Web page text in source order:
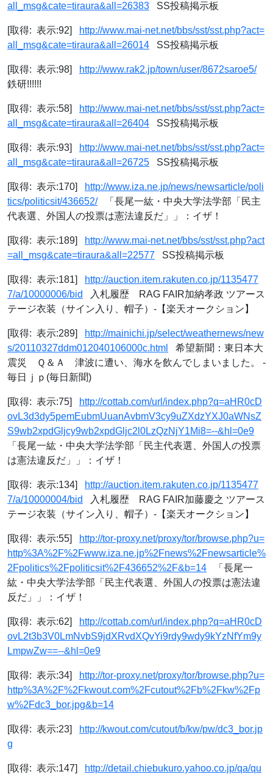
all_msg&cate=tiraura&all=26383 SS投稿掲示板
[取得: 表示:92]
http://www.mai-net.net/bbs/sst/sst.php?act=
all_msg&cate=tiraura&all=26014 SS投稿掲示板
[取得: 表示:98]
http://www.rak2.jp/town/user/8672saroe5/
鉄研!!!!!!
[取得: 表示:58]
http://www.mai-net.net/bbs/sst/sst.php?act=
all_msg&cate=tiraura&all=26404 SS投稿掲示板
[取得: 表示:93]
http://www.mai-net.net/bbs/sst/sst.php?act=
all_msg&cate=tiraura&all=26725 SS投稿掲示板
[取得: 表示:170]
http://www.iza.ne.jp/news/newsarticle/poli
tics/politicsit/436652/「長尾一紘・中央大学法学部「民主
代表選、外国人の投票は憲法違反だ」」：イザ！
[取得: 表示:189]
http://www.mai-net.net/bbs/sst/sst.php?act
=all_msg&cate=tiraura&all=22577 SS投稿掲示板
[取得: 表示:181]
http://auction.item.rakuten.co.jp/1135477
7/a/10000006/bid
入札履歴 RAG FAIR加納孝政 ツアース
テージ衣装（サイン入り、帽子）-【楽天オークション】
[取得: 表示:289]
http://mainichi.jp/select/weathernews/new
s/20110327ddm012040106000c.html
希望新聞：東日本大
震災 Ｑ＆Ａ 津波に遭い、海水を飲んでしまいました。 -
毎日ｊｐ(毎日新聞)
[取得: 表示:75]
http://cottab.com/url/index.php?q=aHR0cD
ovL3d3dy5pemEubmUuanAvbmV3cy9uZXdzYXJ0aWNsZ
S9wb2xpdGljcy9wb2xpdGljc2l0LzQzNjY1Mi8=--&hl=0e9
「長尾一紘・中央大学法学部「民主代表選、外国人の投票
は憲法違反だ」」：イザ！
[取得: 表示:134]
http://auction.item.rakuten.co.jp/1135477
7/a/10000004/bid
入札履歴 RAG FAIR加藤慶之 ツアース
テージ衣装（サイン入り、帽子）-【楽天オークション】
[取得: 表示:55]
http://tor-proxy.net/proxy/tor/browse.php?u=
http%3A%2F%2Fwww.iza.ne.jp%2Fnews%2Fnewsarticle%
2Fpolitics%2Fpoliticsit%2F436652%2F&b=14 「長尾一
紘・中央大学法学部「民主代表選、外国人の投票は憲法違
反だ」」：イザ！
[取得: 表示:62]
http://cottab.com/url/index.php?q=aHR0cD
ovL2t3b3V0LmNvbS9jdXRvdXQvYi9rdy9wdy9kYzNfYm9y
LmpwZw==--&hl=0e9
[取得: 表示:34]
http://tor-proxy.net/proxy/tor/browse.php?u=
http%3A%2F%2Fkwout.com%2Fcutout%2Fb%2Fkw%2Fp
w%2Fdc3_bor.jpg&b=14
[取得: 表示:23]
http://kwout.com/cutout/b/kw/pw/dc3_bor.jp
g
[取得: 表示:147] http://detail.chiebukuro.yahoo.co.jp/qa/qu